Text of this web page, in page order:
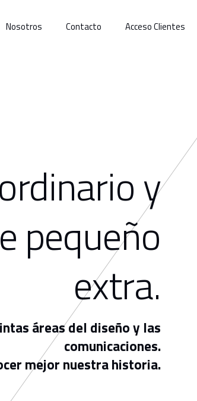
Nosotros Contacto Acceso Clientes
y
pequeño
extra.
áreas del diseño y las
comunicaciones.
mejor nuestra historia.